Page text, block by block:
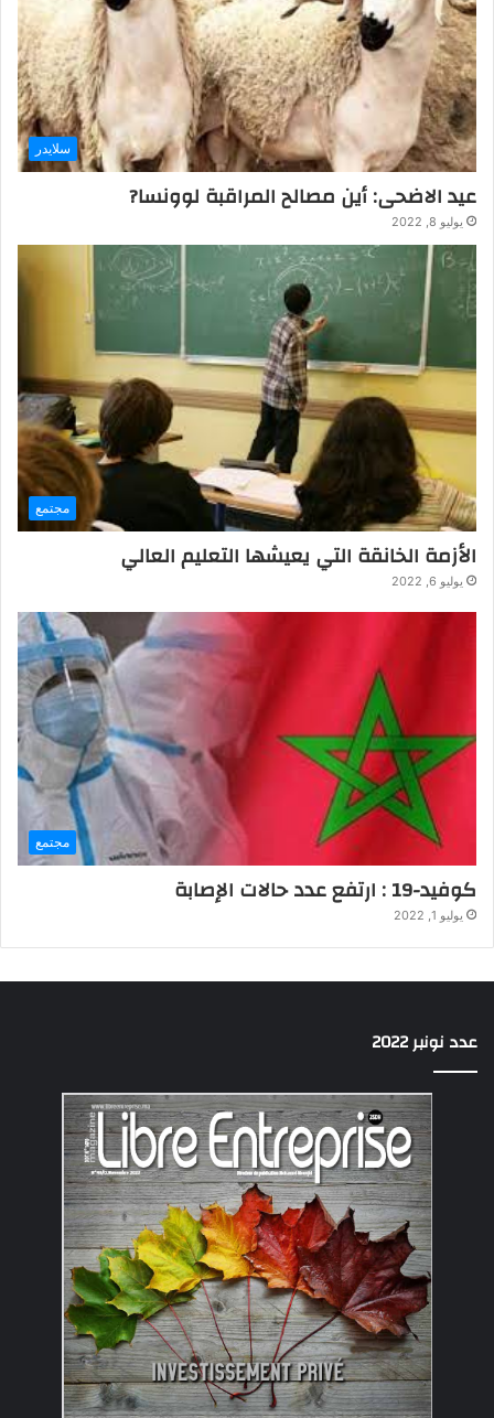
سلايدر
عيد الاضحى: أين مصالح المراقبة لوونسا?
يوليو 8, 2022
مجتمع
الأزمة الخانقة التي يعيشها التعليم العالي
يوليو 6, 2022
مجتمع
كوفيد-19 : ارتفع عدد حالات الإصابة
يوليو 1, 2022
عدد نونبر 2022